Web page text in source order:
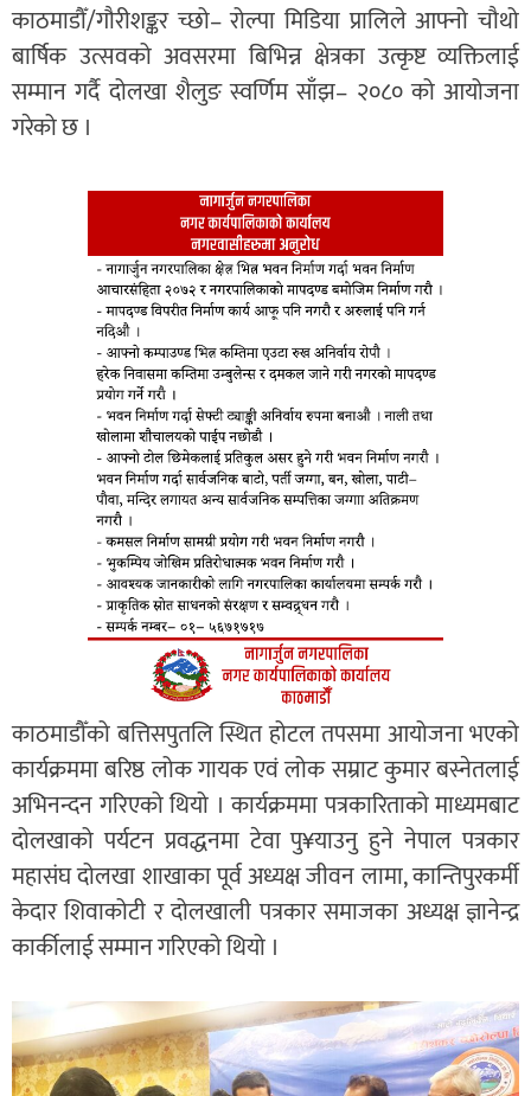
काठमाडौँ/गौरीशङ्कर च्छो– रोल्पा मिडिया प्रालिले आफ्नो चौथो
बार्षिक उत्सवको अवसरमा बिभिन्न क्षेत्रका उत्कृष्ट व्यक्तिलाई
सम्मान गर्दै दोलखा शैलुङ स्वर्णिम साँझ– २०८० को आयोजना
गरेको छ ।
काठमाडौँको बत्तिसपुतलि स्थित होटल तपसमा आयोजना भएको
कार्यक्रममा बरिष्ठ लोक गायक एवं लोक सम्राट कुमार बस्नेतलाई
अभिनन्दन गरिएको थियो । कार्यक्रममा पत्रकारिताको माध्यमबाट
दोलखाको पर्यटन प्रवद्धनमा टेवा पु¥याउनु हुने नेपाल पत्रकार
महासंघ दोलखा शाखाका पूर्व अध्यक्ष जीवन लामा, कान्तिपुरकर्मी
केदार शिवाकोटी र दोलखाली पत्रकार समाजका अध्यक्ष ज्ञानेन्द्र
कार्कीलाई सम्मान गरिएको थियो ।